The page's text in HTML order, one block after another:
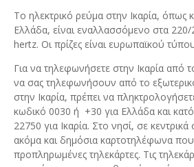
Το ηλεκτρικό ρεύμα στην Ικαρία, όπως
Ελλάδα, είναι εναλλασσόμενο στα 220/
hertz. Οι πρίζες είναι ευρωπαϊκού
Για να τηλεφωνήσετε στην Ικαρία από
να σας τηλεφωνήσουν από το
στην Ικαρία, πρέπει να
κωδικό 0030 ή +30 για Ελλάδα και
22750 για Ικαρία. Στο νησί, σε
ακόμα και δημόσια καρτοτηλέφωνα
προπληρωμένες τηλεκάρτες. Τις